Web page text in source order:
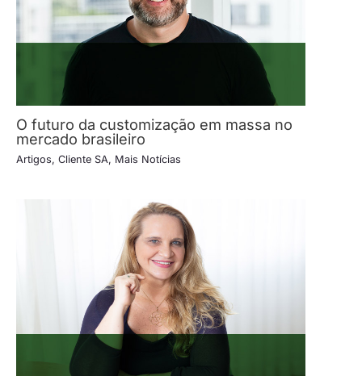
O futuro da customização em massa no
mercado brasileiro
Artigos, Cliente SA, Mais Notícias